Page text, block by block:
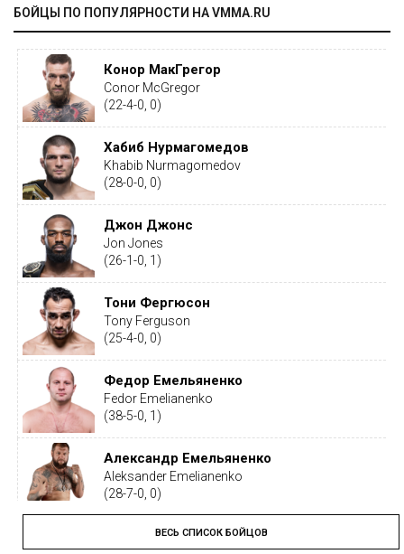
БОЙЦЫ ПО ПОПУЛЯРНОСТИ НА VMMA.RU
Конор МакГрегор
Conor McGregor
(22-4-0, 0)
Хабиб Нурмагомедов
Khabib Nurmagomedov
(28-0-0, 0)
Джон Джонс
Jon Jones
(26-1-0, 1)
Тони Фергюсон
Tony Ferguson
(25-4-0, 0)
Федор Емельяненко
Fedor Emelianenko
(38-5-0, 1)
Александр Емельяненко
Aleksander Emelianenko
(28-7-0, 0)
Тайрон ВудлиВЕСЬ СПИСОК БОЙЦОВ